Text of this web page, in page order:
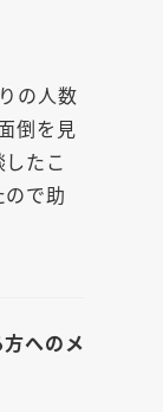
の人数
倒を見
たこ
で助
へのメ